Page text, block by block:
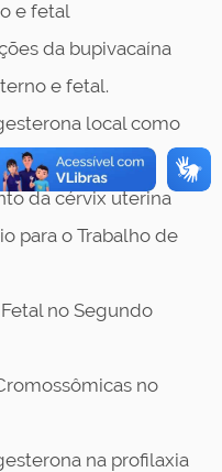
e fetal
da bupivacaína
e fetal.
local como
Parto Pré-termo
da cérvix uterina
para o Trabalho de
no Segundo
no
na profilaxia